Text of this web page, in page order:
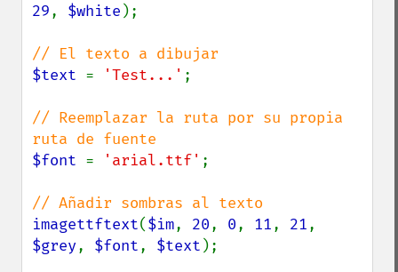
29, $white );
$text = 'Test...' ;
// Reemplazar la ruta por su propia
$font = 'arial.ttf' ;
imagettftext($im, 20, 0, 11, 21
$grey, $font, $text );